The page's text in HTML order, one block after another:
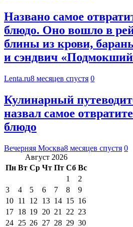
Названо самое
блюдо. Оно вошло в
блины из крови,
и сэндвич
Lenta.ru8 месяцев спустя 0
Кулинарный
назвал самое
блюдо
Вечерняя Москва8 месяцев спустя 0
Август 2026
Пн Вт Ср Чт Пт Сб Вс
1
2
3
4 5 6 7 8
9
10 11 12 13 14 15 16
17 18 19 20 21 22 23
24 25 26 27 28 29 30